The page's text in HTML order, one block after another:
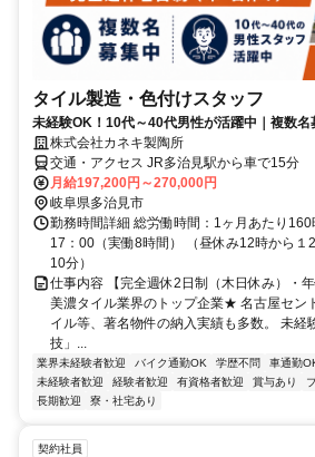
タイル製造・色付けスタッフ
未経験OK！10代～40代男性が活躍中｜複数名
株式会社カネキ製陶所
交通・アクセス JR多治見駅から車で15分
月給197,200円～270,000円
岐阜県多治見市
勤務時間詳細 総労働時間：1ヶ月あたり
17：00（実働8時間） （昼休み12時から１
10分）
仕事内容 【完全週休2日制（木日休み）・
美濃タイル業界のトップ企業★ 名古屋セン
イル等、著名物件の納入実績も多数。 未経
技」...
業界未経験者歓迎 バイク通勤OK 学歴不問 車通勤
未経験者歓迎
経験者歓迎 有資格者歓迎 賞与あり
長期歓迎
寮・社宅あり
契約社員